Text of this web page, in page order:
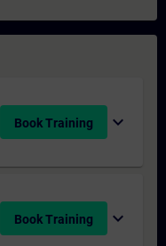
Book Training expand_more
Book Training expand_more